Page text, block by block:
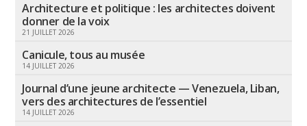
Architecture et politique : les architectes doivent
donner de la voix
21 JUILLET 2026
Canicule, tous au musée
14 JUILLET 2026
Journal d’une jeune architecte — Venezuela, Liban,
vers des architectures de l’essentiel
14 JUILLET 2026